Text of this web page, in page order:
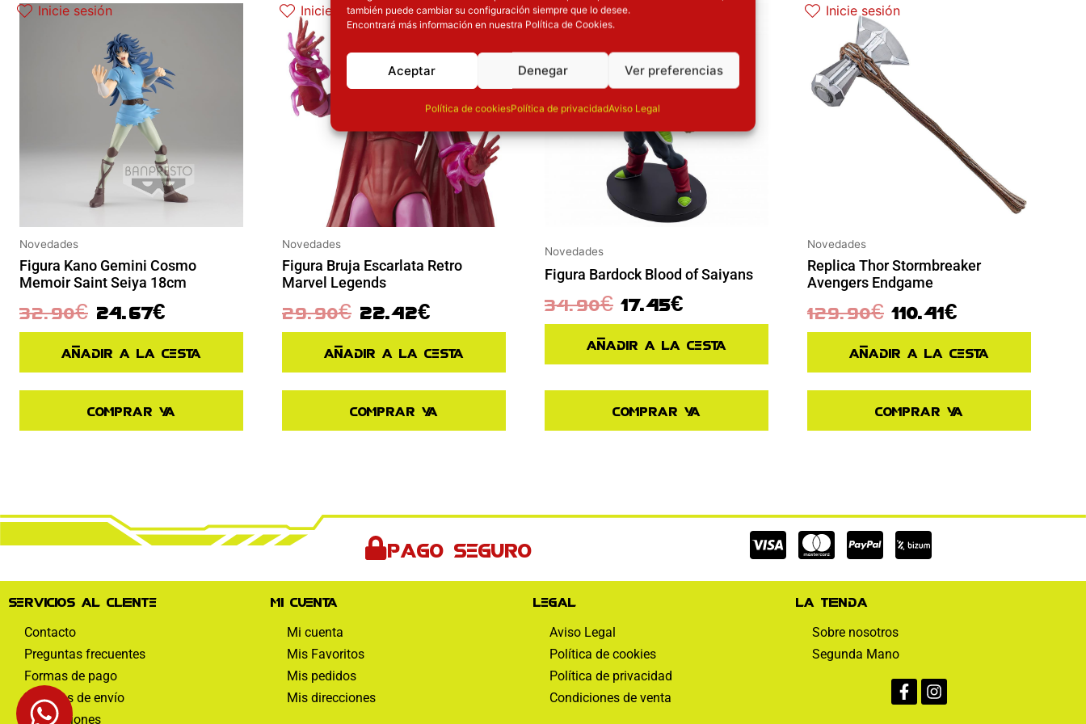
también puede cambiar su configuración siempre que lo desee.
Encontrará más información en nuestra Política de Cookies.
Aceptar Denegar Ver preferencias
Política de cookiesPolítica de privacidadAviso Legal
Inicie sesión
Novedades
Figura Kano Gemini Cosmo
Memoir Saint Seiya 18cm
32.90€ 24.67€
Añadir a la cesta
Comprar ya
Inicie sesión
Novedades
Figura Bruja Escarlata Retro
Marvel Legends
29.90€ 22.42€
Añadir a la cesta
Comprar ya
Inicie sesión
Novedades
Figura Bardock Blood of Saiyans
34.90€ 17.45€
Añadir a la cesta
Comprar ya
Inicie sesión
Novedades
Replica Thor Stormbreaker
Avengers Endgame
129.90€ 110.41€
Añadir a la cesta
Comprar ya
Pago seguro
Cc-
visa
Cc-
mastercard
Cc-
paypal
Servicios al cliente
Contacto
Preguntas frecuentes
Formas de pago
Políticas de envío
Devoluciones
Mi cuenta
Mi cuenta
Mis Favoritos
Mis pedidos
Mis direcciones
Legal
Aviso Legal
Política de cookies
Política de privacidad
Condiciones de venta
La tienda
Sobre nosotros
Segunda Mano
f